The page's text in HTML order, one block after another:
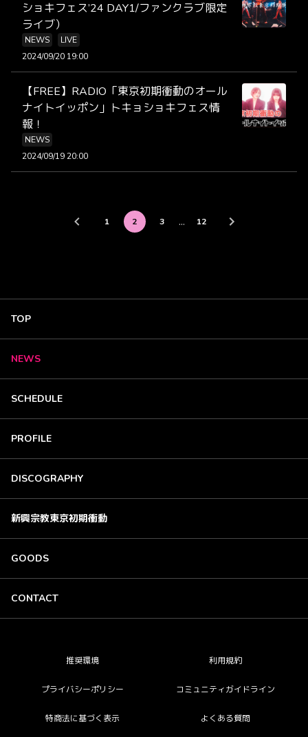
ショキフェス’24 DAY1/ファンクラブ限定
ライブ）
NEWS
LIVE
2024/09/20 19:00
【FREE】RADIO「東京初期衝動のオール
ナイトイッポン」トキョショキフェス情
報！
NEWS
2024/09/19 20:00
1 2 3 … 12
TOP
NEWS
SCHEDULE
PROFILE
DISCOGRAPHY
新興宗教東京初期衝動
GOODS
CONTACT
推奨環境 利用規約
プライバシーポリシー コミュニティガイドライン
特商法に基づく表示 よくある質問